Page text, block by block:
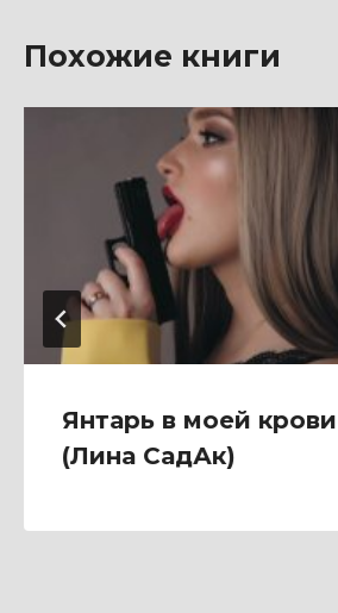
Похожие книги
Янтарь в моей
(Лина СадАк)